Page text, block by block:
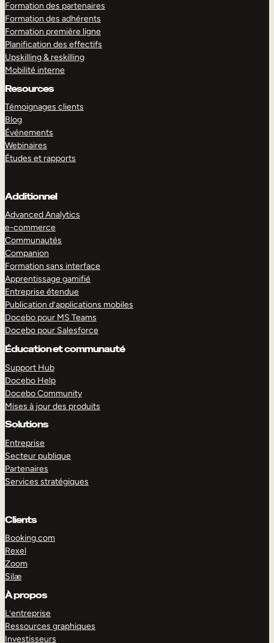
Formation des partenaires
Formation des adhérents
Formation première ligne
Planification des effectifs
Upskilling & reskilling
Mobilité interne
Resources
Témoignages clients
Blog
Événements
Webinaires
Études et rapports
Additionnel
Advanced Analytics
e-commerce
Communautés
Companion
Formation sans interface
Apprentissage gamifié
Entreprise étendue
Publication d’applications mobiles
Docebo pour MS Teams
Docebo pour Salesforce
Éducation et communauté
Support Hub
Docebo Help
Docebo Community
Mises à jour des produits
Solutions
Entreprise
Secteur publique
Partenaires
Services stratégiques
Clients
Booking.com
Rexel
Zoom
Silæ
À propos
L’entreprise
Ressources graphiques
Investisseurs